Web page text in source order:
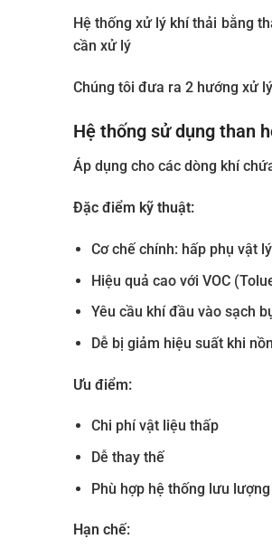
Hệ thống xử lý khí thải bằng
cần xử lý
Chúng tôi đưa ra 2 hướng xử
Hệ thống sử dụng than
Áp dụng cho các dòng khí
Đặc điểm kỹ thuật:
Cơ chế chính: hấp phụ vật lý
Hiệu quả cao với VOC
Yêu cầu khí đầu vào sạch
Dễ bị giảm hiệu suất khi
Ưu điểm:
Chi phí vật liệu thấp
Dễ thay thế
Phù hợp hệ thống lưu
Hạn chế: